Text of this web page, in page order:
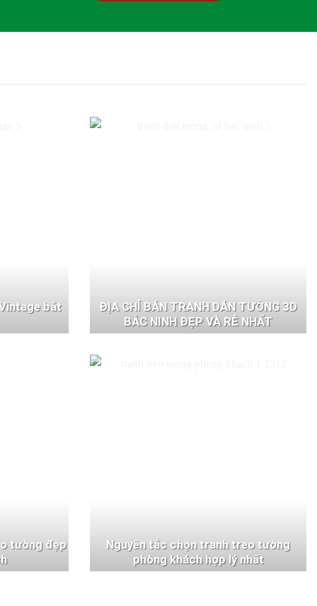
bắt
ĐỊA CHỈ BÁN TRANH DÁN TƯỜNG 3D
BẮC NINH ĐẸP VÀ RẺ NHẤT
tường đẹp
Nguyên tắc chọn tranh treo tường
phòng khách hợp lý nhất